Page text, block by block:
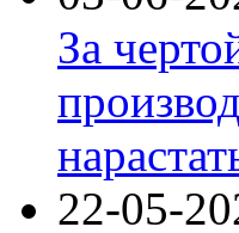
За
22-05-